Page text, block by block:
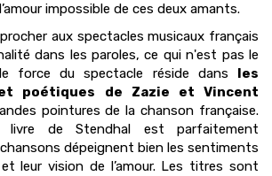
impossible de ces deux amants.
aux spectacles musicaux français
dans les paroles, ce qui n'est pas le
force du spectacle réside dans les
poétiques de Zazie et Vincent
pointures de la chanson française.
livre de Stendhal est parfaitement
dépeignent bien les sentiments
leur vision de l’amour. Les titres sont